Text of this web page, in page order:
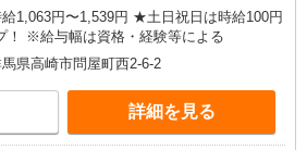
円〜1,539円 ★土日祝日は時給100円
！ ※給与幅は資格・経験等による
県高崎市問屋町西2-6-2
詳細を見る